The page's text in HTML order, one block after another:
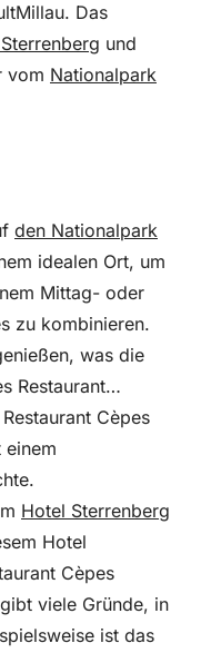
Das
und
vom Nationalpark
den Nationalpark
idealen Ort, um
Mittag- oder
zu kombinieren.
was die
Restaurant
Cèpes
Hotel Sterrenberg
Hotel
Cèpes
viele Gründe, in
ist das